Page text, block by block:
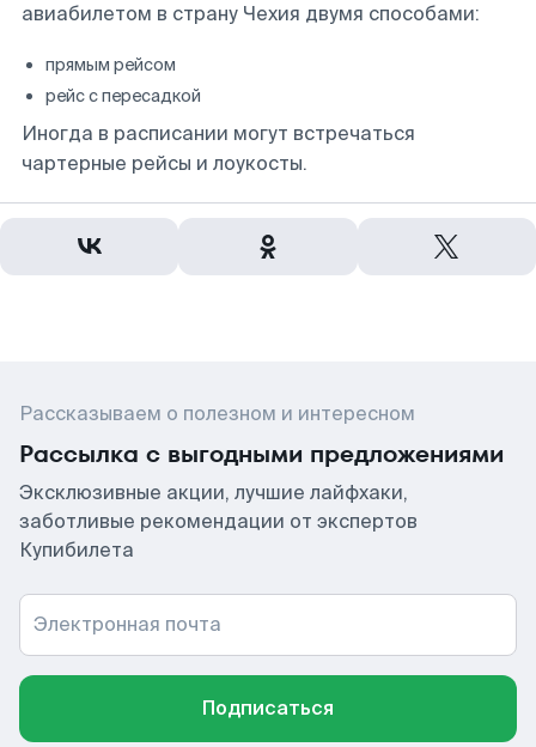
авиабилетом в страну Чехия двумя способами:
прямым рейсом
рейс с пересадкой
Иногда в расписании могут встречаться
чартерные рейсы и лоукосты.
Рассказываем о полезном и интересном
Рассылка с выгодными предложениями
Эксклюзивные акции, лучшие лайфхаки,
заботливые рекомендации от экспертов
Купибилета
Электронная почта
Подписаться